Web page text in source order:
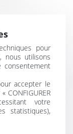
pour
nous utilisons
consentement
accepter le
CONFIGURER
votre
statistiques),